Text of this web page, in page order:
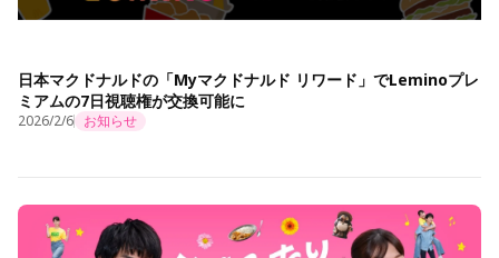
日本マクドナルドの「Myマクドナルド リワード」でLeminoプレ
ミアムの7日視聴権が交換可能に
2026/2/6 お知らせ